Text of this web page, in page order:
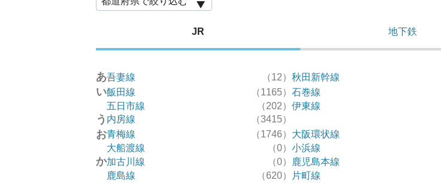
JR 地下鉄
あ吾妻線 （12）秋田新幹線
い飯田線 （1165）石巻線
五日市線
（202）伊東線
う 内房線 （3415）
お青梅線 （1746） 大阪環状線
大船渡線
（0）小浜線
か加古川線 （0） 鹿児島本線
鹿島線
（620） 片町線